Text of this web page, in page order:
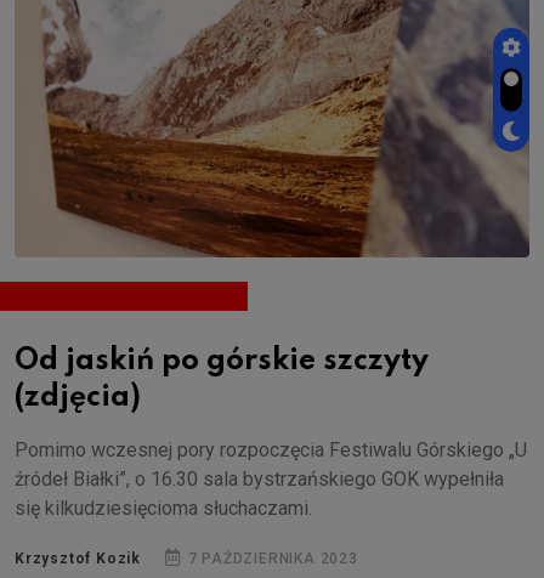
Od jaskiń po górskie szczyty
(zdjęcia)
Pomimo wczesnej pory rozpoczęcia Festiwalu Górskiego „U
źródeł Białki”, o 16.30 sala bystrzańskiego GOK wypełniła
się kilkudziesięcioma słuchaczami.
Krzysztof Kozik 7 PAŹDZIERNIKA 2023